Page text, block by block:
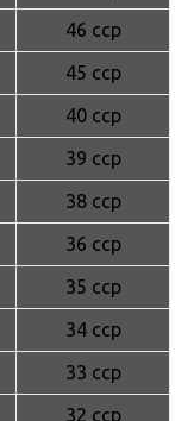
46 ccp
45 ccp
40 ccp
39 ccp
38 ccp
36 ccp
35 ccp
34 ccp
33 ccp
32 ccp